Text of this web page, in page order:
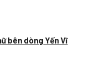
bên dòng Yến Vĩ